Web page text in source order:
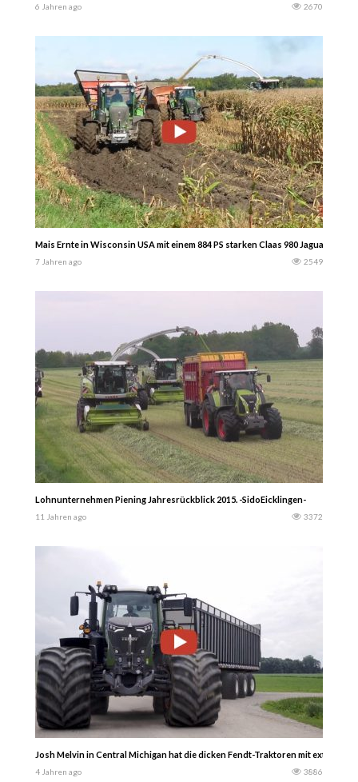
6 Jahren ago 2670
Mais Ernte in Wisconsin USA mit einem 884 PS starken Claas 980 Jaguar.
7 Jahren ago 2549
Lohnunternehmen Piening Jahresrückblick 2015. -SidoEicklingen-
11 Jahren ago 3372
Josh Melvin in Central Michigan hat die dicken Fendt-Traktoren mit extra
4 Jahren ago 3886